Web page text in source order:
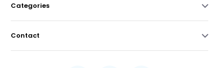
Categories
Contact